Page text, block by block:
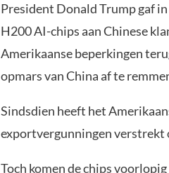
President Donald Trump gaf
H200 AI-chips aan Chinese
Amerikaanse beperkingen
opmars van China af te
Sindsdien heeft het
exportvergunningen verstrekt
Toch komen de chips